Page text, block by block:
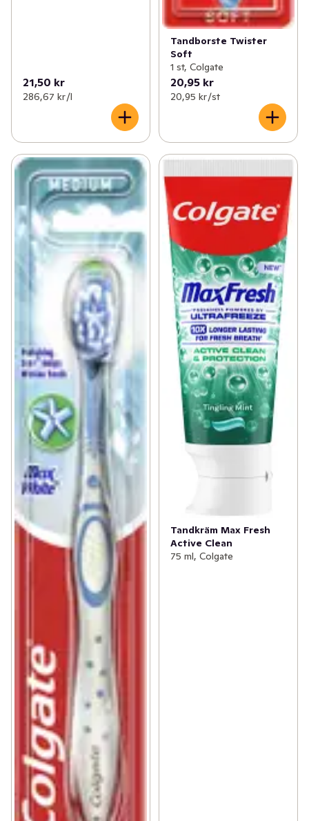
21,50 kr
286,67 kr /l
Tandborste Twister
Soft
1 st, Colgate
20,95 kr
20,95 kr /st
Tandkräm Max Fresh
Active Clean
75 ml, Colgate